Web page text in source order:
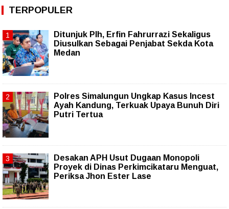
TERPOPULER
Ditunjuk Plh, Erfin Fahrurrazi Sekaligus
Diusulkan Sebagai Penjabat Sekda Kota
Medan
Polres Simalungun Ungkap Kasus Incest
Ayah Kandung, Terkuak Upaya Bunuh Diri
Putri Tertua
Desakan APH Usut Dugaan Monopoli
Proyek di Dinas Perkimcikataru Menguat,
Periksa Jhon Ester Lase